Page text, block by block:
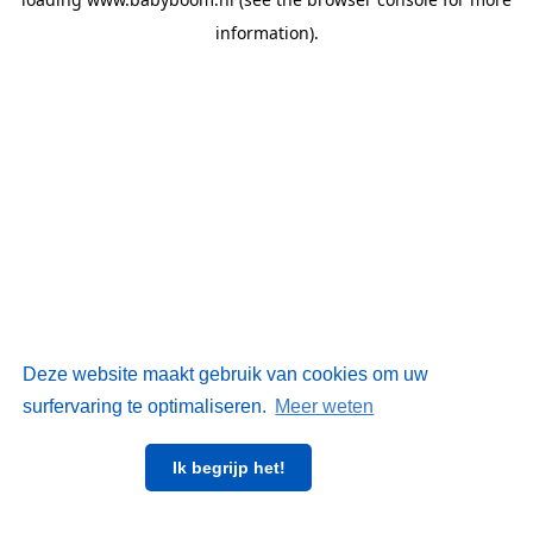
Deze website maakt gebruik van cookies om uw
surfervaring te optimaliseren. Meer weten
Ik begrijp het!
information).